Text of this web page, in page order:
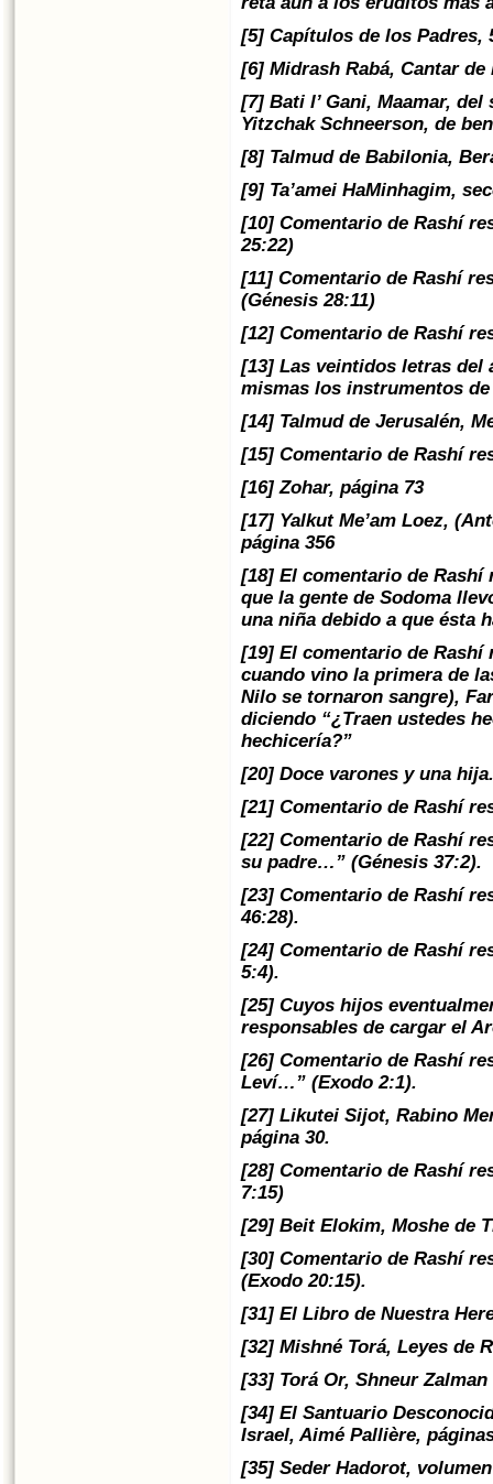
[5] Capítulos de los Padres,
[6] Midrash Rabá, Cantar de
[7] Bati l’ Gani, Maamar,
Yitzchak Schneerson, de
[8] Talmud de Babilonia,
[9] Ta’amei HaMinhagim,
[10] Comentario de Rashí
25:22)
[11] Comentario de Rashí
(Génesis 28:11)
[12] Comentario de Rashí
[13] Las veintidos letras del
mismas los instrumentos
[14] Talmud de Jerusalén,
[15] Comentario de Rashí
[16] Zohar, página 73
[17] Yalkut Me’am Loez,
página 356
[18] El comentario de Rashí
que la gente de Sodoma
una niña debido a que ésta
[19] El comentario de Rashí
cuando vino la primera de
Nilo se tornaron sangre),
diciendo “¿Traen ustedes
hechicería?”
[20] Doce varones y una hija.
[21] Comentario de Rashí
[22] Comentario de Rashí
su padre…” (Génesis 37:2).
[23] Comentario de Rashí
46:28).
[24] Comentario de Rashí
5:4).
[25] Cuyos hijos
responsables de cargar el
[26] Comentario de Rashí
Leví…” (Exodo 2:1).
[27] Likutei Sijot, Rabino
página 30.
[28] Comentario de Rashí
7:15)
[29] Beit Elokim, Moshe de
[30] Comentario de Rashí
(Exodo 20:15).
[31] El Libro de Nuestra
[32] Mishné Torá, Leyes de
[33] Torá Or, Shneur
[34] El Santuario
Israel, Aimé Pallière,
[35] Seder Hadorot,